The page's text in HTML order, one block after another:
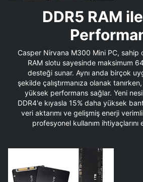
DDR5 RAM ile
Casper Nirvana M300 Mini PC, sahip
RAM slotu sayesinde maksimum
desteği sunar. Aynı anda birçok
şekilde çalıştırmanıza olanak
yüksek performans sağlar. Yeni
DDR4'e kıyasla 15% daha yüksek
veri aktarımı ve gelişmiş enerji
profesyonel kullanım ihtiyaçlarını